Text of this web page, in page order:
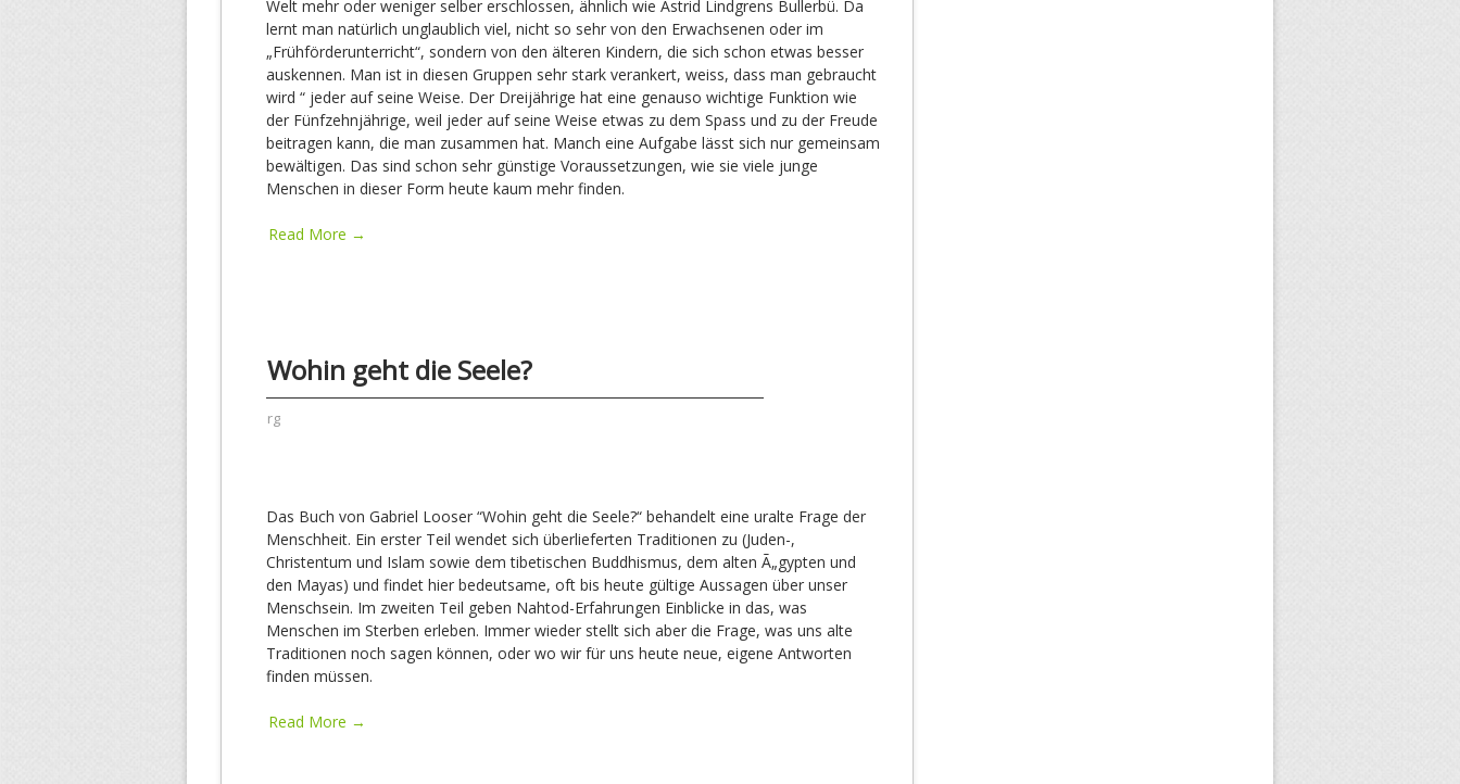
Welt mehr oder weniger selber erschlossen, ähnlich wie Astrid Lindgrens Bullerbü. Da
lernt man natürlich unglaublich viel, nicht so sehr von den Erwachsenen oder im
„Frühförderunterricht“, sondern von den älteren Kindern, die sich schon etwas besser
auskennen. Man ist in diesen Gruppen sehr stark verankert, weiss, dass man gebraucht
wird “ jeder auf seine Weise. Der Dreijährige hat eine genauso wichtige Funktion wie
der Fünfzehnjährige, weil jeder auf seine Weise etwas zu dem Spass und zu der Freude
beitragen kann, die man zusammen hat. Manch eine Aufgabe lässt sich nur gemeinsam
bewältigen. Das sind schon sehr günstige Voraussetzungen, wie sie viele junge
Menschen in dieser Form heute kaum mehr finden.
Read More →
Wohin geht die Seele?
rg
Das Buch von Gabriel Looser “Wohin geht die Seele?“ behandelt eine uralte Frage der
Menschheit. Ein erster Teil wendet sich überlieferten Traditionen zu (Juden-,
Christentum und Islam sowie dem tibetischen Buddhismus, dem alten Ã„gypten und
den Mayas) und findet hier bedeutsame, oft bis heute gültige Aussagen über unser
Menschsein. Im zweiten Teil geben Nahtod-Erfahrungen Einblicke in das, was
Menschen im Sterben erleben. Immer wieder stellt sich aber die Frage, was uns alte
Traditionen noch sagen können, oder wo wir für uns heute neue, eigene Antworten
finden müssen.
Read More →